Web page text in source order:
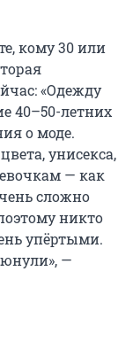
кому 30 или
«Одежду
40–50-летних
о моде.
унисекса,
— как
сложно
никто
упёртыми.
—